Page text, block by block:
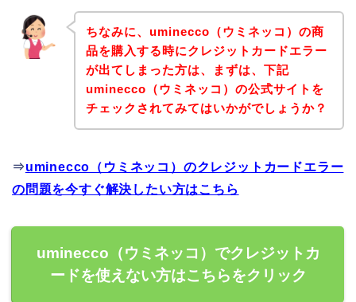
ちなみに、uminecco（ウミネッコ）の商
品を購入する時にクレジットカードエラー
が出てしまった方は、まずは、下記
uminecco（ウミネッコ）の公式サイトを
チェックされてみてはいかがでしょうか？
⇒uminecco（ウミネッコ）のクレジットカードエラー
の問題を今すぐ解決したい方はこちら
uminecco（ウミネッコ）でクレジットカ
ードを使えない方はこちらをクリック